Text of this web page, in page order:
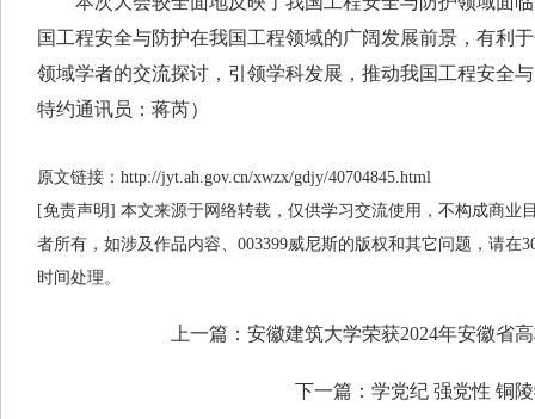
国工程安全与防护在我国工程领域的广阔发展前景，有利
领域学者的交流探讨，引领学科发展，推动我国工程安全
特约通讯员：蒋芮）
原文链接：http://jyt.ah.gov.cn/xwzx/gdjy/40704845.html
[免责声明] 本文来源于网络转载，仅供学习交流使用，不构成商业
者所有，如涉及作品内容、003399威尼斯的版权和其它问题，请在
时间处理。
上一篇： 安徽建筑大学荣获2024年安徽省
下一篇： 学党纪 强党性 铜